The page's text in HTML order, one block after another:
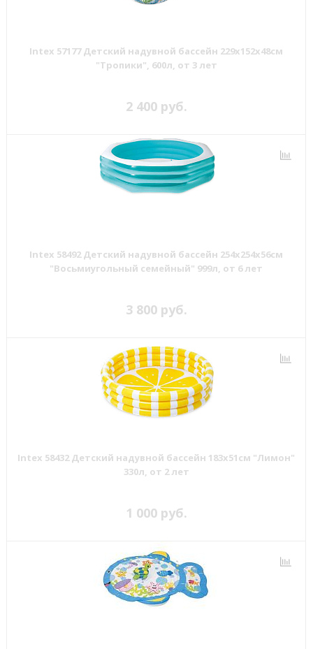
Intex 57177 Детский надувной бассейн 229х152х48см
"Тропики", 600л, от 3 лет
2 400 руб.
Intex 58492 Детский надувной бассейн 254х254х56см
"Восьмиугольный семейный" 999л, от 6 лет
3 800 руб.
Intex 58432 Детский надувной бассейн 183х51см "Лимон"
330л, от 2 лет
1 000 руб.